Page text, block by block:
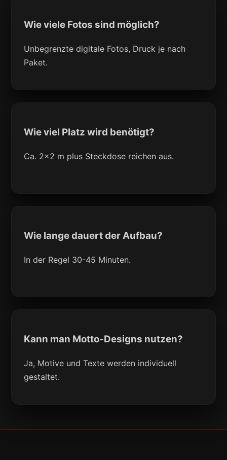
Wie viele Fotos sind möglich?
Unbegrenzte digitale Fotos, Druck je nach
Paket.
Wie viel Platz wird benötigt?
Ca. 2x2 m plus Steckdose reichen aus.
Wie lange dauert der Aufbau?
In der Regel 30-45 Minuten.
Kann man Motto-Designs nutzen?
Ja, Motive und Texte werden individuell
gestaltet.